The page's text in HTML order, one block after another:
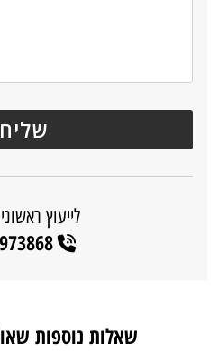
לייעוץ
077-9973868
שאלות נוספות